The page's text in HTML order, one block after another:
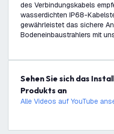
des Verbindungskabels
wasserdichten IP68-
gewährleistet das sichere
Bodeneinbaustrahlers mit
Sehen Sie sich das Installationsvideo dieses
Produkts an
Alle Videos auf YouTube